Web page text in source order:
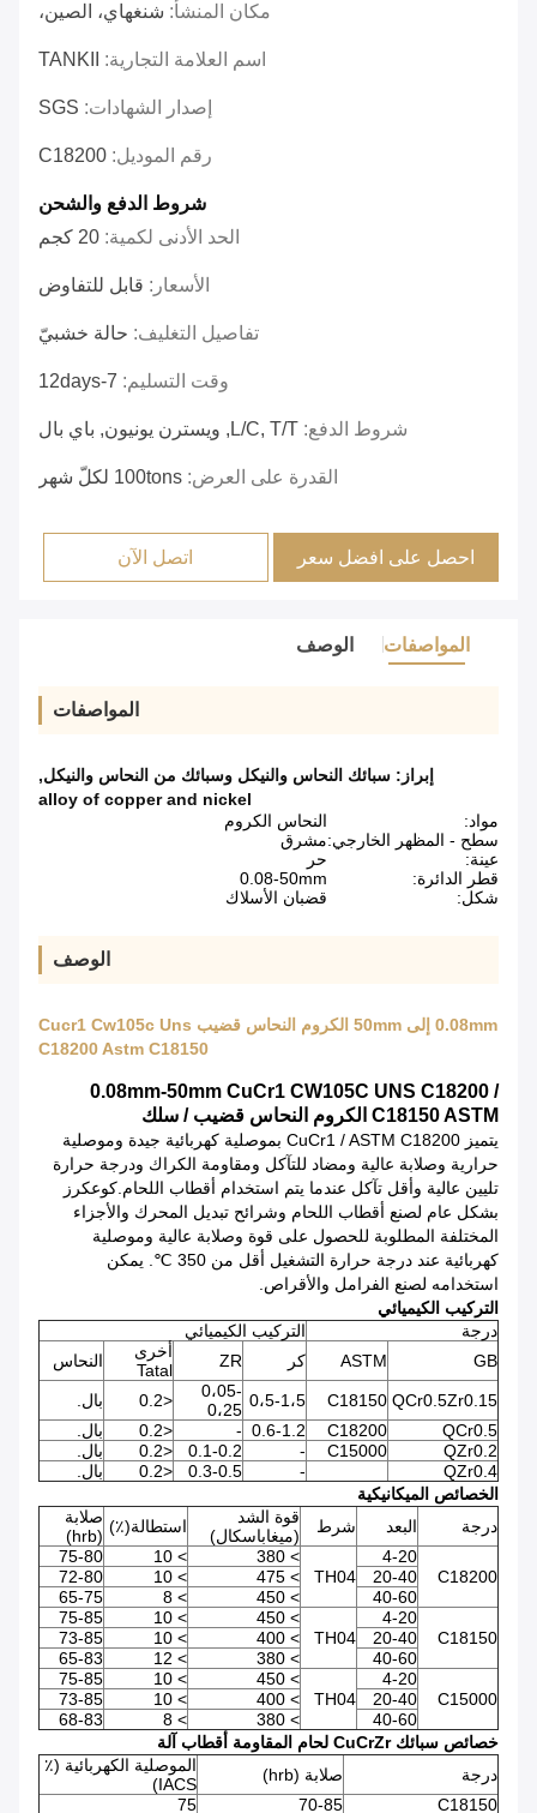
مكان المنشأ: شنغهاي، الصين،
اسم العلامة التجارية: TANKII
إصدار الشهادات: SGS
رقم الموديل: C18200
شروط الدفع والشحن
الحد الأدنى لكمية: 20 كجم
الأسعار: قابل للتفاوض
تفاصيل التغليف: حالة خشبيّ
وقت التسليم: 7-12days
شروط الدفع: L/C, T/T, ويسترن يونيون, باي بال
القدرة على العرض: 100tons لكلّ شهر
احصل على افضل سعر اتصل الآن
المواصفات الوصف
المواصفات
إبراز: سبائك النحاس والنيكل وسبائك من النحاس والنيكل,
alloy of copper and nickel
مواد:
النحاس الكروم
سطح - المظهر الخارجي:مشرق
عينة:
حر
قطر الدائرة:
0.08-50mm
شكل:
قضبان الأسلاك
الوصف
0.08mm إلى 50mm الكروم النحاس قضيب Cucr1 Cw105c Uns
C18200 Astm C18150
0.08mm-50mm CuCr1 CW105C UNS C18200 /
C18150 ASTM الكروم النحاس قضيب / سلك
يتميز CuCr1 / ASTM C18200 بموصلية كهربائية جيدة وموصلية
حرارية وصلابة عالية ومضاد للتآكل ومقاومة الكراك ودرجة حرارة
تليين عالية وأقل تآكل عندما يتم استخدام أقطاب اللحام.كوعكرز
بشكل عام لصنع أقطاب اللحام وشرائح تبديل المحرك والأجزاء
المختلفة المطلوبة للحصول على قوة وصلابة عالية وموصلية
كهربائية عند درجة حرارة التشغيل أقل من 350 ℃.
يمكن
استخدامه لصنع الفرامل والأقراص.
التركيب الكيميائي
درجة
التركيب الكيميائي
GB
ASTM كر ZR
أخرى
Tatal
النحاس
QCr0.5Zr0.15
C18150 0،5-1،5 0،05-
0،25
<0.2
بال.
QCr0.5
C18200
0.6-1.2
-
<0.2
بال.
QZr0.2
C15000
-
0.1-0.2
<0.2
بال.
QZr0.4
-
0.3-0.5
<0.2
بال.
الخصائص الميكانيكية
درجة
البعد شرط
قوة الشد
(ميغاباسكال)
استطالة(٪) صلابة
(hrb)
C18200
4-20
TH04
> 380
> 10
75-80
20-40
> 475
> 10
72-80
40-60
> 450
> 8
65-75
C18150
4-20
TH04
> 450
> 10
75-85
20-40
> 400
> 10
73-85
40-60
> 380
> 12
65-83
C15000
4-20
TH04
> 450
> 10
75-85
20-40
> 400
> 10
73-85
40-60
> 380
> 8
68-83
خصائص سبائك CuCrZr لحام المقاومة أقطاب آلة
درجة
صلابة (hrb)
الموصلية الكهربائية (٪
IACS)
C18150
70-85
75